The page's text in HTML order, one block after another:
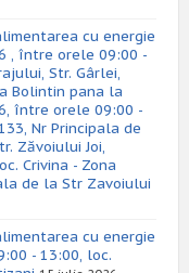
cu energie
, între orele 09:00 -
Str. Gârlei,
Bolintin pana la
între orele 09:00 -
Nr Principala de
Zăvoiului Joi,
Crivina - Zona
de la Str Zavoiului
cu energie
- 13:00, loc.